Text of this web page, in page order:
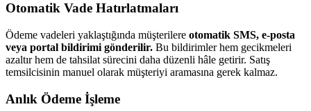
Otomatik Vade Hatırlatmaları
Ödeme vadeleri yaklaştığında müşterilere otomatik SMS, e-posta
veya portal bildirimi gönderilir. Bu bildirimler hem gecikmeleri
azaltır hem de tahsilat sürecini daha düzenli hâle getirir. Satış
temsilcisinin manuel olarak müşteriyi aramasına gerek kalmaz.
Anlık Ödeme İşleme